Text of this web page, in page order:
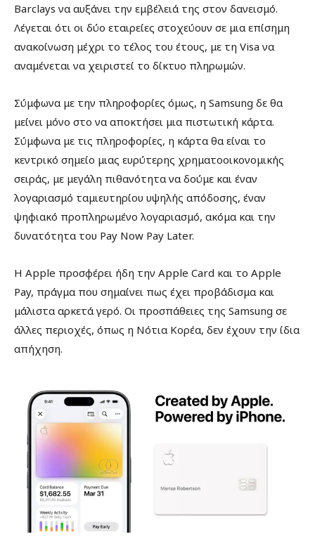
Barclays να αυξάνει την εμβέλειά της στον δανεισμό.
Λέγεται ότι οι δύο εταιρείες στοχεύουν σε μια επίσημη
ανακοίνωση μέχρι το τέλος του έτους, με τη Visa να
αναμένεται να χειριστεί το δίκτυο πληρωμών.
Σύμφωνα με την πληροφορίες όμως, η Samsung δε θα
μείνει μόνο στο να αποκτήσει μια πιστωτική κάρτα.
Σύμφωνα με τις πληροφορίες, η κάρτα θα είναι το
κεντρικό σημείο μιας ευρύτερης χρηματοοικονομικής
σειράς, με μεγάλη πιθανότητα να δούμε και έναν
λογαριασμό ταμιευτηρίου υψηλής απόδοσης, έναν
ψηφιακό προπληρωμένο λογαριασμό, ακόμα και την
δυνατότητα του Pay Now Pay Later.
H Apple προσφέρει ήδη την Apple Card και το Apple
Pay, πράγμα που σημαίνει πως έχει προβάδισμα και
μάλιστα αρκετά γερό. Οι προσπάθειες της Samsung σε
άλλες περιοχές, όπως η Νότια Κορέα, δεν έχουν την ίδια
απήχηση.